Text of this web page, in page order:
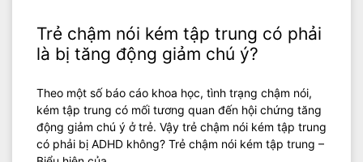
Trẻ chậm nói kém tập trung có phải
là bị tăng động giảm chú ý?
Theo một số báo cáo khoa học, tình trạng chậm nói,
kém tập trung có mối tương quan đến hội chứng tăng
động giảm chú ý ở trẻ. Vậy trẻ chậm nói kém tập trung
có phải bị ADHD không? Trẻ chậm nói kém tập trung –